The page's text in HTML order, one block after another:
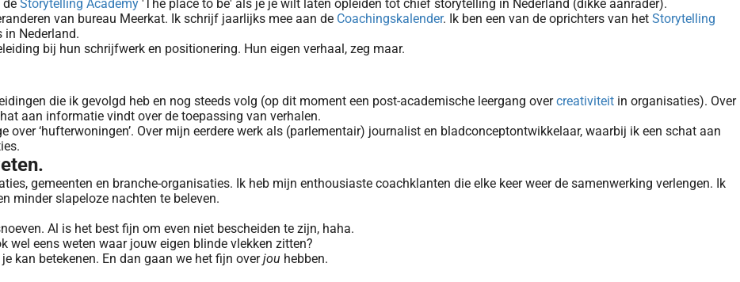
de Storytelling Academy 'The place to be' als je je wilt laten opleiden tot chief storytelling in Nederland (dikke aanrader).
van bureau Meerkat. Ik schrijf jaarlijks mee aan de Coachingskalender. Ik ben een van de oprichters van het Storytelling
in Nederland.
bij hun schrijfwerk en positionering. Hun eigen verhaal, zeg maar.
die ik gevolgd heb en nog steeds volg (op dit moment een post-academische leergang overcreativiteit in organisaties). Over
aan informatie vindt over de toepassing van verhalen.
over ‘hufterwoningen’. Over mijn eerdere werk als (parlementair) journalist en bladconceptontwikkelaar, waarbij ik een schat aan
gemeenten en branche-organisaties. Ik heb mijn enthousiaste coachklanten die elke keer weer de samenwerking verlengen. Ik
minder slapeloze nachten te beleven.
Al is het best fijn om even niet bescheiden te zijn, haha.
wel eens weten waar jouw eigen blinde vlekken zitten?
kan betekenen. En dan gaan we het fijn overjou hebben.